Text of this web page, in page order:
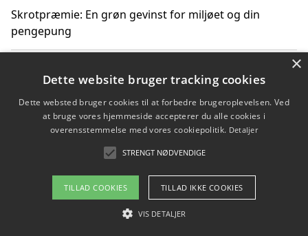
Skrotpræmie: En grøn gevinst for miljøet og din
pengepung
Hvordan blåfade med rist kan hjælpe med at reducere
plastik i havet
Spil kasinospil på et troværdigt online casino: Din
guide til sikker og sjov underholdning
Copyright 2026 - Pilanto Aps
Om / kontakt
×
Dette website bruger tracking cookies
Dette websted bruger cookies til at forbedre brugeroplevelsen. Ved
at bruge vores hjemmeside accepterer du alle cookies i
overensstemmelse med vores cookiepolitik. Detaljer
STRENGT NØDVENDIGE
TILLAD COOKIES TILLAD IKKE COOKIES
VIS DETALJER